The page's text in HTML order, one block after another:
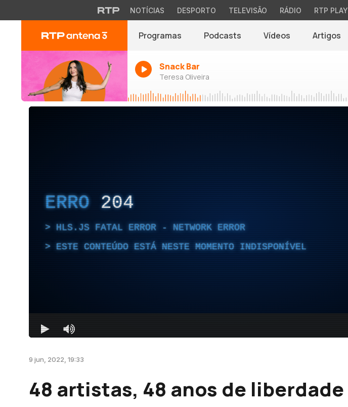
NOTÍCIAS DESPORTO TELEVISÃO RÁDIO RTP PLAY
Programas Podcasts Vídeos Artigos
Snack Bar
Teresa Oliveira
9 jun, 2022, 19:33
48 artistas, 48 anos de liberdade